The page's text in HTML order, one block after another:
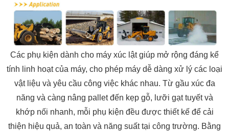
Các phụ kiện dành cho máy xúc lật giúp mở rộng đáng kể
tính linh hoạt của máy, cho phép máy dễ dàng xử lý các loại
vật liệu và yêu cầu công việc khác nhau. Từ gầu xúc đa
năng và càng nâng pallet đến kẹp gỗ, lưỡi gạt tuyết và
khớp nối nhanh, mỗi phụ kiện đều được thiết kế để cải
thiện hiệu quả, an toàn và năng suất tại công trường. Bằng